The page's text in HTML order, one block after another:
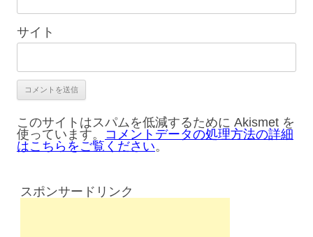
サイト
このサイトはスパムを低減するために Akismet を
使っています。 コメントデータの処理方法の詳細
はこちらをご覧ください。
スポンサードリンク